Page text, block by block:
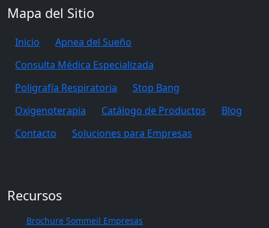
Mapa del Sitio
Inicio
Apnea del Sueño
Consulta Médica Especializada
Poligrafía Respiratoria
Stop Bang
Oxigenoterapia
Catálogo de Productos
Blog
Contacto
Soluciones para Empresas
Recursos
Brochure Sommeil Empresas